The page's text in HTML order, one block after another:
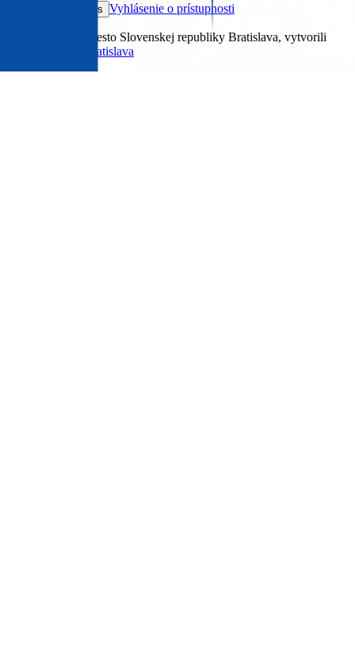
Nastavenia cookies Vyhlásenie o prístupnosti
© 2026 Hlavné mesto Slovenskej republiky Bratislava, vytvorili
Inovácie mesta Bratislava